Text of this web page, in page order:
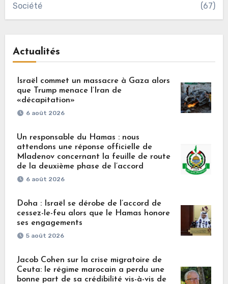
Société (67)
Actualités
Israël commet un massacre à Gaza alors
que Trump menace l’Iran de
«décapitation»
6 août 2026
Un responsable du Hamas : nous
attendons une réponse officielle de
Mladenov concernant la feuille de route
de la deuxième phase de l’accord
6 août 2026
Doha : Israël se dérobe de l’accord de
cessez-le-feu alors que le Hamas honore
ses engagements
5 août 2026
Jacob Cohen sur la crise migratoire de
Ceuta: le régime marocain a perdu une
bonne part de sa crédibilité vis-à-vis de